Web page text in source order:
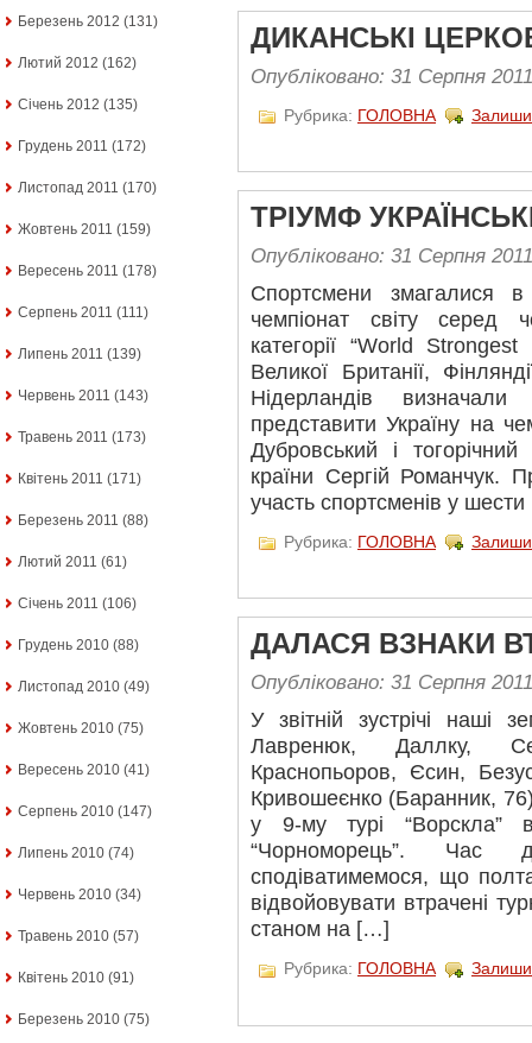
Березень 2012 (131)
Лютий 2012 (162)
Січень 2012 (135)
Грудень 2011 (172)
Листопад 2011 (170)
Жовтень 2011 (159)
Вересень 2011 (178)
Серпень 2011 (111)
Липень 2011 (139)
Червень 2011 (143)
Травень 2011 (173)
Квітень 2011 (171)
Березень 2011 (88)
Лютий 2011 (61)
Січень 2011 (106)
Грудень 2010 (88)
Листопад 2010 (49)
Жовтень 2010 (75)
Вересень 2010 (41)
Серпень 2010 (147)
Липень 2010 (74)
Червень 2010 (34)
Травень 2010 (57)
Квітень 2010 (91)
Березень 2010 (75)
ДИКАНСЬКІ
Опубліковано: 31 Серпня 2011
Рубрика: ГОЛОВНА
ТРІУМФ
Опубліковано: 31 Серпня 2011
Спортсмени змагалися в
чемпіонат світу серед
категорії “World
Великої Британії,
Нідерландів
представити Україну на
Дубровський і
країни Сергій Романчук.
участь спортсменів у
Рубрика: ГОЛОВНА
ДАЛАСЯ ВЗНАКИ
Опубліковано: 31 Серпня 2011
У звітній зустрічі наші
Лавренюк, Даллку,
Краснопьоров, Єcин,
Кривошеєнко (Баранник,
у 9-му турі “Ворскла”
“Чорноморець”.
сподіватимемося, що
відвойовувати втрачені
станом на […]
Рубрика: ГОЛОВНА